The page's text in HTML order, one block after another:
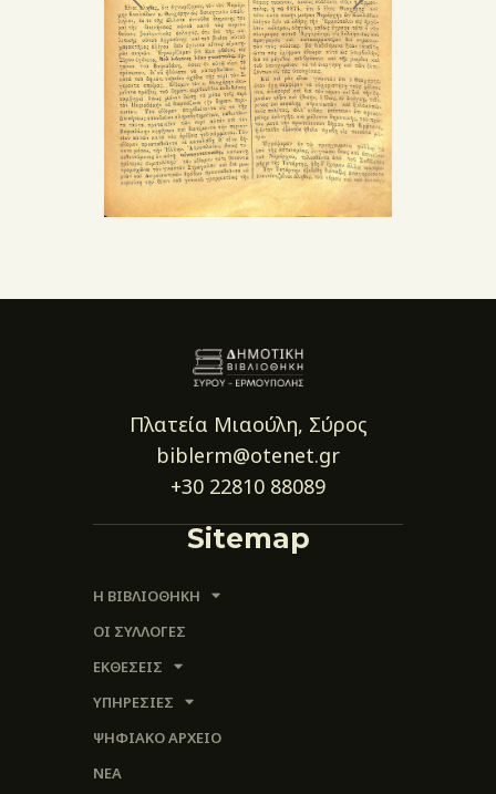
Πλατεία Μιαούλη, Σύρος
biblerm@otenet.gr
+30 22810 88089
Sitemap
Η ΒΙΒΛΙΟΘΗΚΗ
ΟΙ ΣΥΛΛΟΓΈΣ
ΕΚΘΕΣΕΙΣ
ΥΠΗΡΕΣΙΕΣ
ΨΗΦΙΑΚΌ ΑΡΧΕΊΟ
ΝΕΑ